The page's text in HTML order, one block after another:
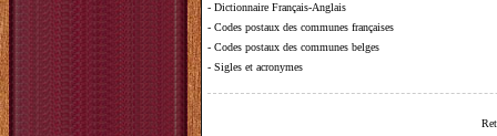
- Dictionnaire Français-Anglais
- Codes postaux des communes françaises
- Codes postaux des communes belges
- Sigles et acronymes